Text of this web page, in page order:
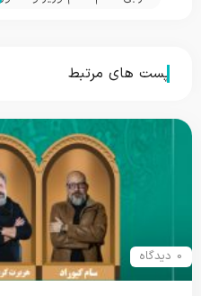
پست های مرتبط
0 دیدگاه